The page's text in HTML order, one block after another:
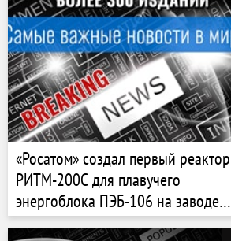
«Росатом» создал первый реактор
РИТМ-200С для плавучего
энергоблока ПЭБ-106 на заводе
«ЗиО-Подольск»